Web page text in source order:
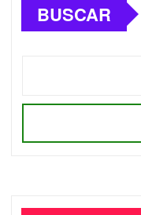
BUSCAR